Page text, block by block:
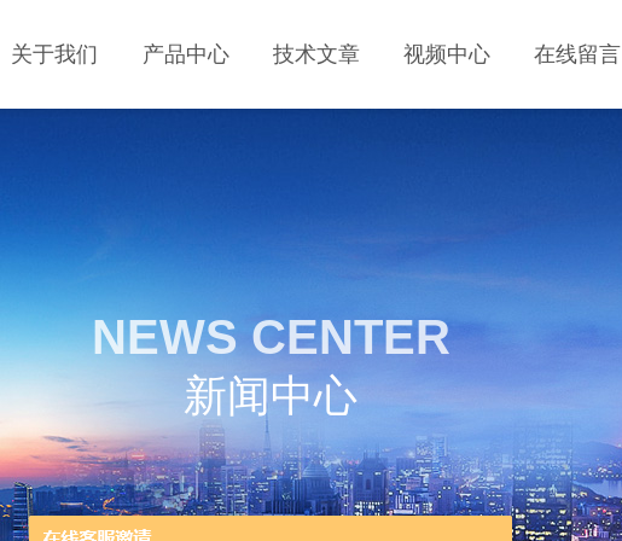
关于我们 产品中心 技术文章 视频中心 在线留言
NEWS CENTER
新闻中心